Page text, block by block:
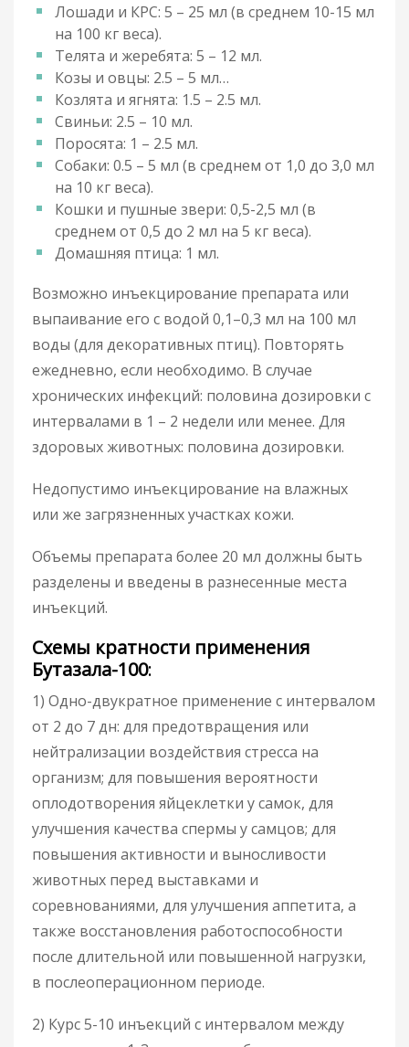
Лошади и КРС: 5 – 25 мл (в среднем 10-15 мл
на 100 кг веса).
Телята и жеребята: 5 – 12 мл.
Козы и овцы: 2.5 – 5 мл…
Козлята и ягнята: 1.5 – 2.5 мл.
Свиньи: 2.5 – 10 мл.
Поросята: 1 – 2.5 мл.
Собаки: 0.5 – 5 мл (в среднем от 1,0 до 3,0 мл
на 10 кг веса).
Кошки и пушные звери: 0,5-2,5 мл (в
среднем от 0,5 до 2 мл на 5 кг веса).
Домашняя птица: 1 мл.
Возможно инъекцирование препарата или
выпаивание его с водой 0,1–0,3 мл на 100 мл
воды (для декоративных птиц). Повторять
ежедневно, если необходимо. В случае
хронических инфекций: половина дозировки с
интервалами в 1 – 2 недели или менее. Для
здоровых животных: половина дозировки.
Недопустимо инъекцирование на влажных
или же загрязненных участках кожи.
Объемы препарата более 20 мл должны быть
разделены и введены в разнесенные места
инъекций.
Схемы кратности применения
Бутазала-100:
1) Одно-двукратное применение с интервалом
от 2 до 7 дн: для предотвращения или
нейтрализации воздействия стресса на
организм; для повышения вероятности
оплодотворения яйцеклетки у самок, для
улучшения качества спермы у самцов; для
повышения активности и выносливости
животных перед выставками и
соревнованиями, для улучшения аппетита, а
также восстановления работоспособности
после длительной или повышенной нагрузки,
в послеоперационном периоде.
2) Курс 5-10 инъекций с интервалом между